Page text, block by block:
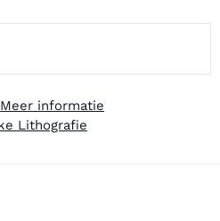
Meer informatie
Lithografie